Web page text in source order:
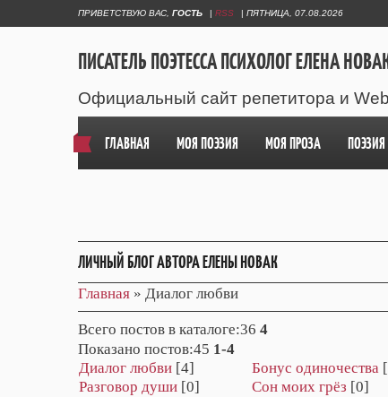
ПРИВЕТСТВУЮ ВАС ГОСТЬ | RSS | ПЯТНИЦА, 07.08.2026
ПИСАТЕЛЬ ПОЭТЕССА ПСИХОЛОГ ЕЛЕНА
Официальный сайт репетитора и
ГЛАВНАЯ МОЯ ПОЭЗИЯ МОЯ ПРОЗА ПОЭЗИЯ
ЛИЧНЫЙ БЛОГ АВТОРА ЕЛЕНЫ НОВАК
Главная » Диалог любви
Всего постов в каталоге:36 4
Показано постов:45 1-4
Диалог любви [4] Бонус одиночества
Разговор души [0] Сон моих грёз [0]